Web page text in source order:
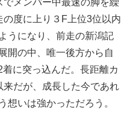
メンバー中最速の脚を繰
度に上り３F上位3位以内
うになり、前走の新潟記
開の中、唯一後方から自
に突っ込んだ。長距離カ
だが、成長した今であれ
想いは強かっただろう。